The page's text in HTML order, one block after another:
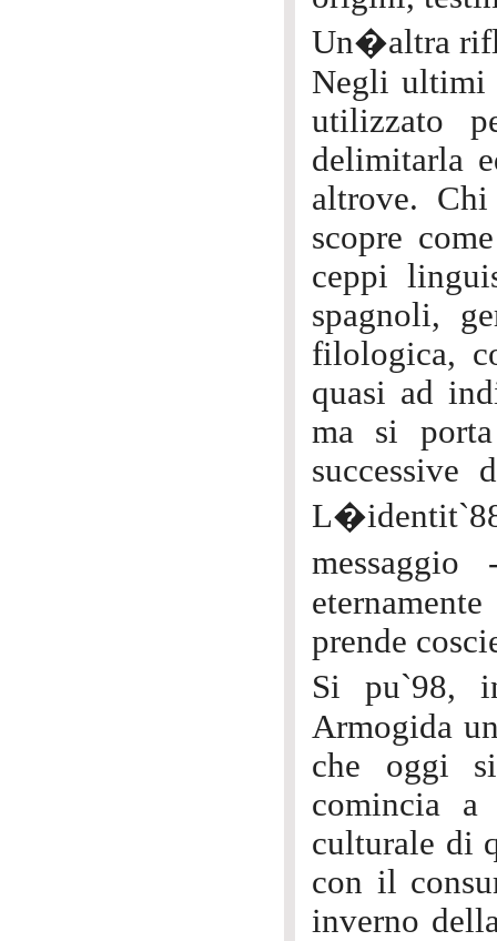
Un�altra
Negli ultimi
utilizzato
delimitarla
altrove.
scopre
ceppi
spagnoli,
filologica,
quasi ad
ma si
prende
Si pu`98,
Armogida
che oggi
comincia a
culturale di
con il
inverno